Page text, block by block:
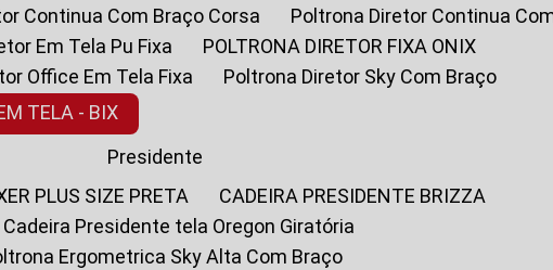
Continua Com Braço Corsa
Poltrona Diretor Continua
Em Tela Pu Fixa
POLTRONA DIRETOR FIXA ONIX
Office Em Tela Fixa
Poltrona Diretor Sky Com Braço
TELA - BIX
Presidente
PLUS SIZE PRETA
CADEIRA PRESIDENTE BRIZZA
Cadeira Presidente tela Oregon Giratória
Ergometrica Sky Alta Com Braço